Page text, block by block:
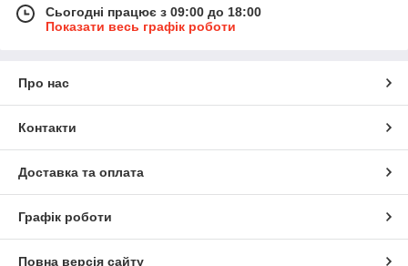
Сьогодні працює з 09:00 до 18:00
Показати весь графік роботи
Про нас
Контакти
Доставка та оплата
Графік роботи
Повна версія сайту